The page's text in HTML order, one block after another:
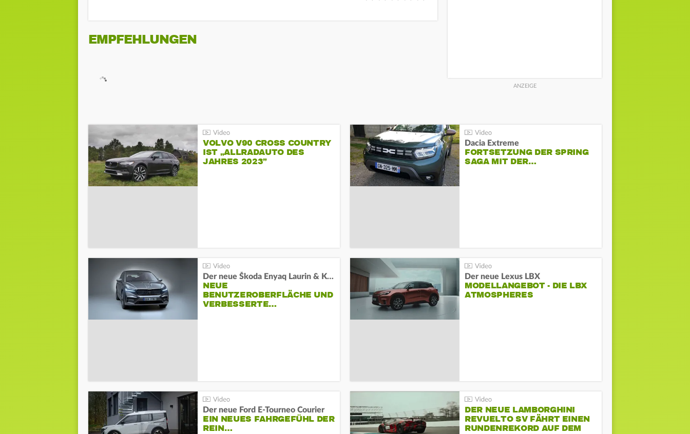
EMPFEHLUNGEN
VOLVO V90 CROSS COUNTRY
IST „ALLRADAUTO DES
JAHRES 2023”
Dacia Extreme
FORTSETZUNG DER SPRING
SAGA MIT DER…
Der neue Škoda Enyaq Laurin & Klement
NEUE
BENUTZEROBERFLÄCHE UND
VERBESSERTE…
Der neue Lexus LBX
MODELLANGEBOT - DIE LBX
ATMOSPHERES
Der neue Ford E-Tourneo Courier
EIN NEUES FAHRGEFÜHL DER
REIN…
DER NEUE LAMBORGHINI
REVUELTO SV FÄHRT EINEN
RUNDENREKORD AUF DEM